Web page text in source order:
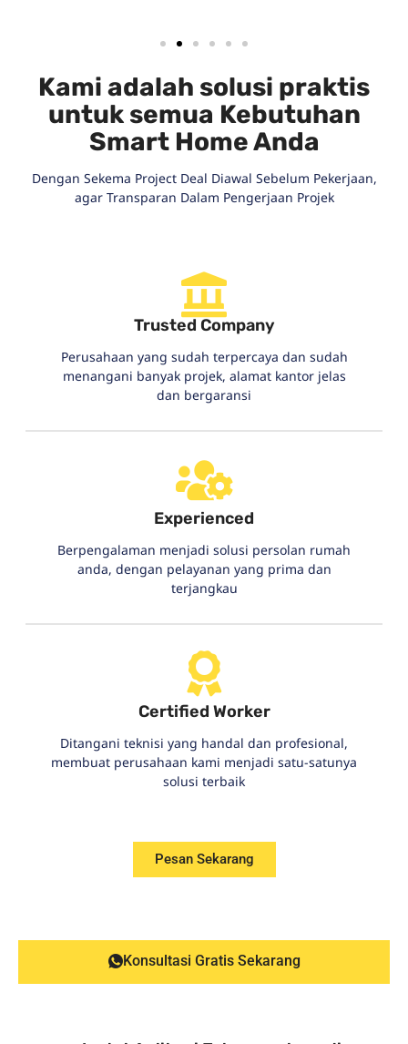
Kami adalah solusi praktis
untuk semua Kebutuhan
Smart Home Anda
Dengan Sekema Project Deal Diawal Sebelum Pekerjaan,
agar Transparan Dalam Pengerjaan Projek
Trusted Company
Perusahaan yang sudah terpercaya dan sudah
menangani banyak projek, alamat kantor jelas
dan bergaransi
Experienced
Berpengalaman menjadi solusi persolan rumah
anda, dengan pelayanan yang prima dan
terjangkau
Certified Worker
Ditangani teknisi yang handal dan profesional,
membuat perusahaan kami menjadi satu-satunya
solusi terbaik
Pesan Sekarang
Konsultasi Gratis Sekarang